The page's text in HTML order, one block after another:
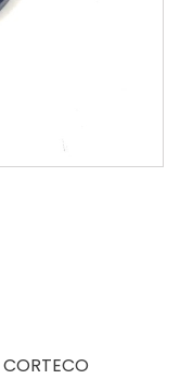
CORTECO